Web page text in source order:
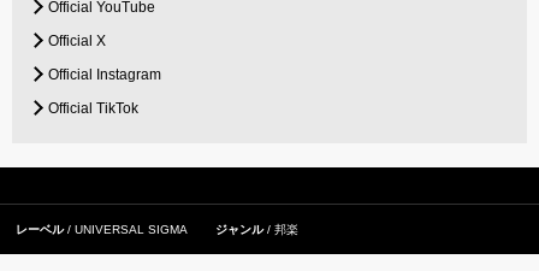
Official YouTube
Official X
Official Instagram
Official TikTok
レーベル UNIVERSAL SIGMA ジャンル 邦楽